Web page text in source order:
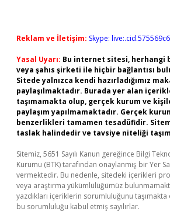
Reklam ve İletişim: Skype:
Yasal Uyarı: Bu internet sitesi, herhangi
veya şahıs şirketi ile hiçbir bağlantısı
Sitede yalnızca kendi hazırladığımız
paylaşılmaktadır. Burada yer alan
taşımamakta olup, gerçek kurum ve
paylaşım yapılmamaktadır. Gerçek
benzerlikleri tamamen tesadüfidir.
taslak halindedir ve tavsiye niteliği
Sitemiz, 5651 Sayılı Kanun gereğince Bilgi
Kurumu (BTK) tarafından onaylanmış bir Yer
vermektedir. Bu nedenle, sitedeki içerikleri
veya araştırma yükümlülüğümüz
yazdıkları içeriklerin sorumluluğunu
bu sorumluluğu kabul etmiş sayılırlar.